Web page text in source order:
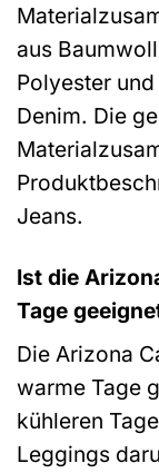
aus
Polyester
Denim. Die
Jeans.
Ist die
Tage
Die Arizona
warme Tage
kühleren
Leggings